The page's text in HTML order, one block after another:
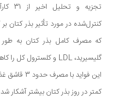
کنترل‌شده در مورد تأثیر بذر کتان
که مصرف کامل بذر کتان به
گلیسیرید، LDL و کلسترول کل را کاهش می‌دهد.
کمتر در روز بذر کتان بیشتر آشکار